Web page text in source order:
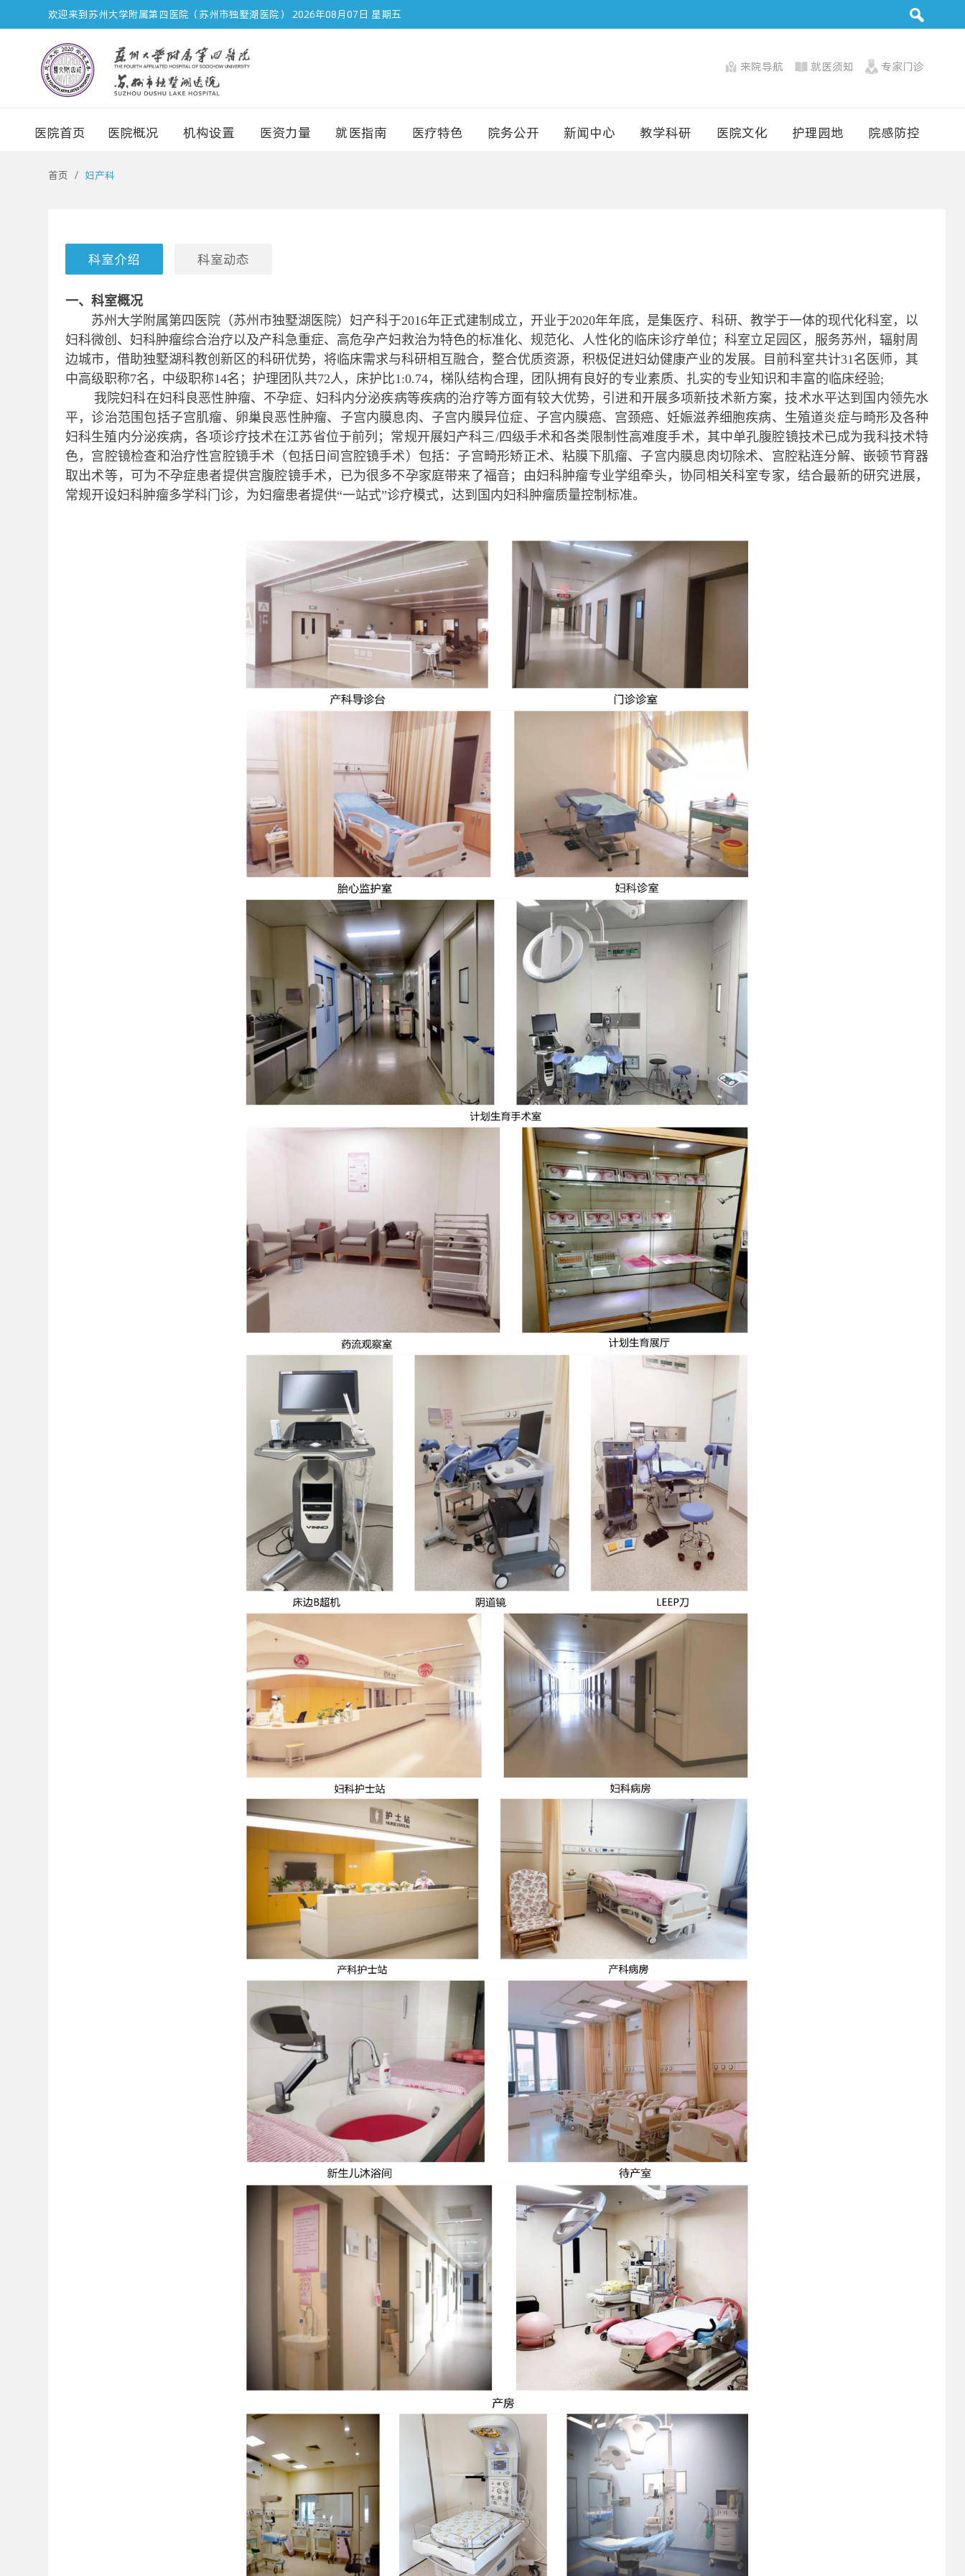
欢迎来到苏州大学附属第四医院（苏州市独墅湖医院） 2026年08月07日 星期五
来院导航 就医须知 专家门诊
医院首页 医院概况 机构设置 医资力量 就医指南 医疗特色 院务公开 新闻中心 教学科研 医院文化 护理园地 院感防控
首页 妇产科
科室介绍 科室动态
一、科室概况
苏州大学附属第四医院（苏州市独墅湖医院）妇产科于2016年正式建制成立，开业于2020年年底，是集医疗、科研、教学于一体的现代化科室，以
妇科微创、妇科肿瘤综合治疗以及产科急重症、高危孕产妇救治为特色的标准化、规范化、人性化的临床诊疗单位；科室立足园区，服务苏州，辐射周
边城市，借助独墅湖科教创新区的科研优势，将临床需求与科研相互融合，整合优质资源，积极促进妇幼健康产业的发展。目前科室共计31 名医师，其
中高级职称7名，中级职称14名；护理团队共72人，床护比1:0.74，梯队结构合理，团队拥有良好的专业素质、扎实的专业知识和丰富的临床经验;
我院妇科在妇科良恶性肿瘤、不孕症、妇科内分泌疾病等疾病的治疗等方面有较大优势，引进和开展多项新技术新方案，技术水平达到国内领先水
平，诊治范围包括子宫肌瘤、卵巢良恶性肿瘤、子宫内膜息肉、子宫内膜异位症、子宫内膜癌、宫颈癌、妊娠滋养细胞疾病、生殖道炎症与畸形及各种
妇科生殖内分泌疾病，各项诊疗技术在江苏省位于前列；常规开展妇产科三/四级手术和各类限制性高难度手术，其中单孔腹腔镜技术已成为我科技术特
色，宫腔镜检查和治疗性宫腔镜手术（包括日间宫腔镜手术）包括：子宫畸形矫正术、粘膜下肌瘤、子宫内膜息肉切除术、宫腔粘连分解、嵌顿节育器
取出术等，可为不孕症患者提供宫腹腔镜手术，已为很多不孕家庭带来了福音；由妇科肿瘤专业学组牵头，协同相关科室专家，结合最新的研究进展，
常规开设妇科肿瘤多学科门诊，为妇瘤患者提供“一站式”诊疗模式，达到国内妇科肿瘤质量控制标准。